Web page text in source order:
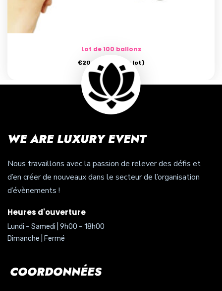
Lot de 100 ballons
€20.00 (prix par lot)
WE ARE LUXURY EVENT
Nous travaillons avec la passion de relever des défis et
d’en créer de nouveaux dans le secteur de l’organisation
d’évènements !
Heures d'ouverture
Lundi – Samedi | 9h00 – 18h00
Dimanche | Fermé
COORDONNÉES